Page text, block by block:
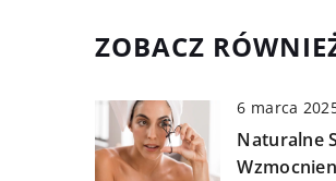
ZOBACZ
6 marca
Naturalne